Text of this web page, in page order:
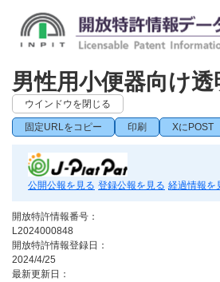
男性用小便器向け透
ウインドウを閉じる
固定URLをコピー 印刷 XにPOST
公開公報を見る 登録公報を見る 経過情報を
開放特許情報番号：
L2024000848
開放特許情報登録日：
2024/4/25
最新更新日：